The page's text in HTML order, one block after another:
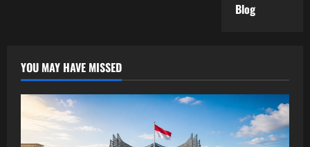
Blog
YOU MAY HAVE MISSED